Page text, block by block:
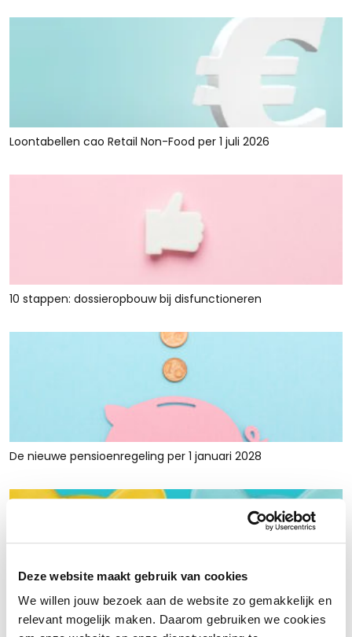
Deze website maakt gebruik van cookies
We willen jouw bezoek aan de website zo gemakkelijk en
relevant mogelijk maken. Daarom gebruiken we cookies
Loontabellen cao Retail Non-Food per 1 juli 2026
10 stappen: dossieropbouw bij disfunctioneren
De nieuwe pensioenregeling per 1 januari 2028
Rust en ruimte met werkkapitaalfinanciering: voor retailers
die tijdelijk krap zitten